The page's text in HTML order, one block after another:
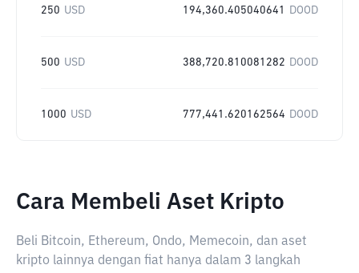
250 USD 194,360.405040641 DOOD
500 USD 388,720.810081282 DOOD
1000 USD 777,441.620162564 DOOD
Cara Membeli Aset Kripto
Beli Bitcoin, Ethereum, Ondo, Memecoin, dan aset
kripto lainnya dengan fiat hanya dalam 3 langkah